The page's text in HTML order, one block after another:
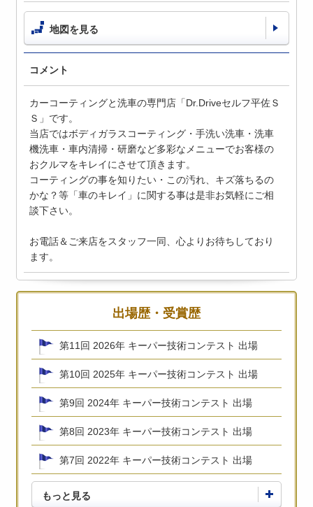
地図を見る
コメント
カーコーティングと洗車の専門店「Dr.Driveセルフ平佐Ｓ
Ｓ」です。
当店ではボディガラスコーティング・手洗い洗車・洗車
機洗車・車内清掃・研磨など多彩なメニューでお客様の
おクルマをキレイにさせて頂きます。
コーティングの事を知りたい・この汚れ、キズ落ちるの
かな？等「車のキレイ」に関する事は是非お気軽にご相
談下さい。
お電話＆ご来店をスタッフ一同、心よりお待ちしており
ます。
出場歴・受賞歴
第11回 2026年 キーパー技術コンテスト 出場
第10回 2025年 キーパー技術コンテスト 出場
第9回 2024年 キーパー技術コンテスト 出場
第8回 2023年 キーパー技術コンテスト 出場
第7回 2022年 キーパー技術コンテスト 出場
もっと見る